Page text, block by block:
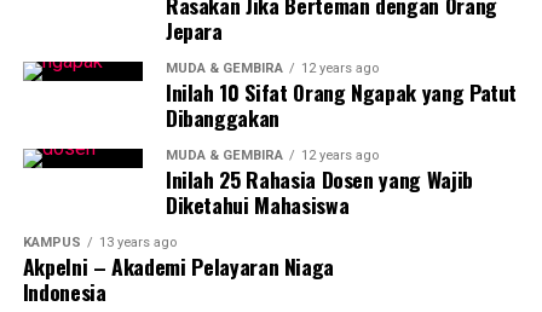
Jepara
MUDA & GEMBIRA 12 years ago
Inilah 10 Sifat Orang Ngapak yang Patut
Dibanggakan
MUDA & GEMBIRA 12 years ago
Inilah 25 Rahasia Dosen yang Wajib
Diketahui Mahasiswa
KAMPUS 13 years ago
Akpelni – Akademi Pelayaran Niaga
Indonesia